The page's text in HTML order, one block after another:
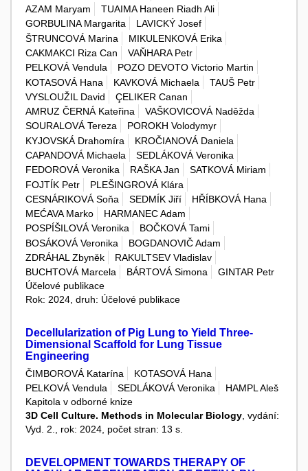
AZAM Maryam
TUAIMA Haneen Riadh Ali
GORBULINA Margarita
LAVICKÝ Josef
ŠTRUNCOVÁ Marina
MIKULENKOVÁ Erika
CAKMAKCI Riza Can
VAŇHARA Petr
PELKOVÁ Vendula
POZO DEVOTO Victorio Martin
KOTASOVÁ Hana
KAVKOVÁ Michaela
TAUŠ Petr
VYSLOUŽIL David
ÇELIKER Canan
AMRUZ ČERNÁ Kateřina
VAŠKOVICOVÁ Naděžda
SOURALOVÁ Tereza
POROKH Volodymyr
KYJOVSKÁ Drahomíra
KROČIANOVÁ Daniela
CAPANDOVÁ Michaela
SEDLÁKOVÁ Veronika
FEDOROVÁ Veronika
RAŠKA Jan
SATKOVÁ Miriam
FOJTÍK Petr
PLEŠINGROVÁ Klára
CESNÁRIKOVÁ Soňa
SEDMÍK Jiří
HŘÍBKOVÁ Hana
MEĆAVA Marko
HARMANEC Adam
POSPÍŠILOVÁ Veronika
BOČKOVÁ Tami
BOSÁKOVÁ Veronika
BOGDANOVIČ Adam
ZDRÁHAL Zbyněk
RAKULTSEV Vladislav
BUCHTOVÁ Marcela
BÁRTOVÁ Simona
GINTAR Petr
Účelové publikace
Rok: 2024, druh: Účelové publikace
Decellularization of Pig Lung to Yield Three-
Dimensional Scaffold for Lung Tissue
Engineering
ČIMBOROVÁ Katarína
KOTASOVÁ Hana
PELKOVÁ Vendula
SEDLÁKOVÁ Veronika
HAMPL Aleš
Kapitola v odborné knize
3D Cell Culture. Methods in Molecular Biology , vydání:
Vyd. 2., rok: 2024, počet stran: 13 s.
DEVELOPMENT TOWARDS THERAPY OF